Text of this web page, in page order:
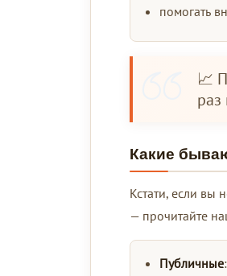
помогать
📈
раз
Какие
Кстати, если вы
— прочитайте
Публичные